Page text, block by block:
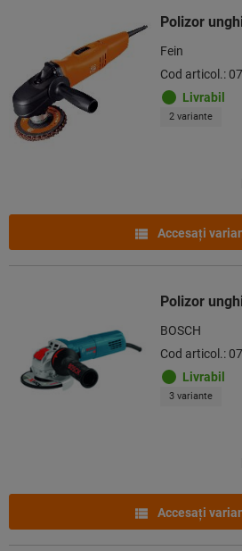
Polizor
Fein
Cod articol.:
Livrabil
2 variante
Accesaţi
Polizor
BOSCH
Cod articol.:
Livrabil
3 variante
Accesaţi